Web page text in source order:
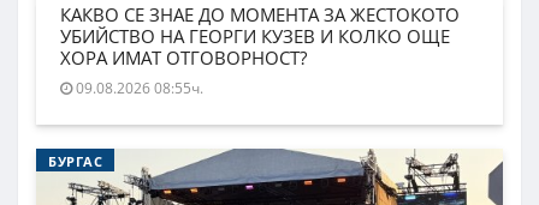
КАКВО СЕ ЗНАЕ ДО МОМЕНТА ЗА ЖЕСТОКОТО
УБИЙСТВО НА ГЕОРГИ КУЗЕВ И КОЛКО ОЩЕ
ХОРА ИМАТ ОТГОВОРНОСТ?
09.08.2026 08:55ч.
БУРГАС